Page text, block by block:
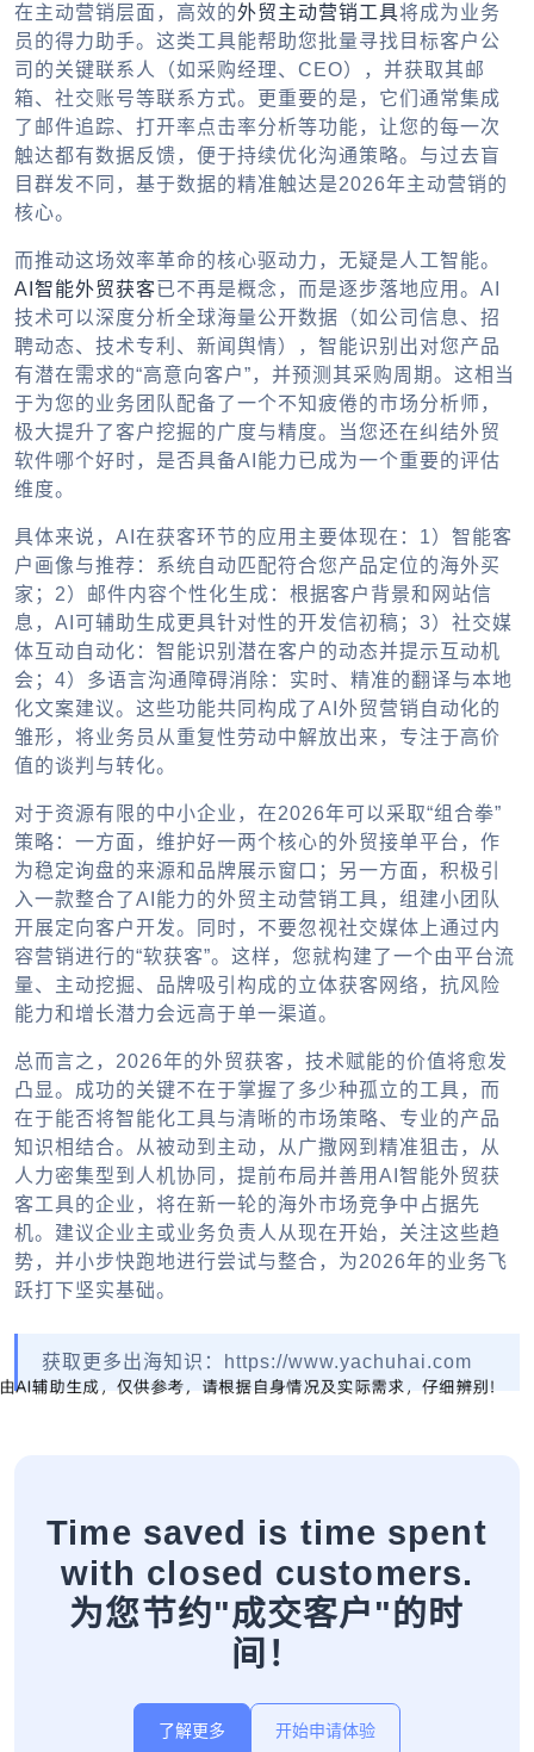
在主动营销层面，高效的外贸主动营销工具将成为业务
员的得力助手。这类工具能帮助您批量寻找目标客户公
司的关键联系人（如采购经理、CEO），并获取其邮
箱、社交账号等联系方式。更重要的是，它们通常集成
了邮件追踪、打开率点击率分析等功能，让您的每一次
触达都有数据反馈，便于持续优化沟通策略。与过去盲
目群发不同，基于数据的精准触达是2026年主动营销的
核心。
而推动这场效率革命的核心驱动力，无疑是人工智能。
AI智能外贸获客已不再是概念，而是逐步落地应用。AI
技术可以深度分析全球海量公开数据（如公司信息、招
聘动态、技术专利、新闻舆情），智能识别出对您产品
有潜在需求的“高意向客户”，并预测其采购周期。这相当
于为您的业务团队配备了一个不知疲倦的市场分析师，
极大提升了客户挖掘的广度与精度。当您还在纠结外贸
软件哪个好时，是否具备AI能力已成为一个重要的评估
维度。
具体来说，AI在获客环节的应用主要体现在：1）智能客
户画像与推荐：系统自动匹配符合您产品定位的海外买
家；2）邮件内容个性化生成：根据客户背景和网站信
息，AI可辅助生成更具针对性的开发信初稿；3）社交媒
体互动自动化：智能识别潜在客户的动态并提示互动机
会；4）多语言沟通障碍消除：实时、精准的翻译与本地
化文案建议。这些功能共同构成了AI外贸营销自动化的
雏形，将业务员从重复性劳动中解放出来，专注于高价
值的谈判与转化。
对于资源有限的中小企业，在2026年可以采取“组合拳”
策略：一方面，维护好一两个核心的外贸接单平台 ，作
为稳定询盘的来源和品牌展示窗口；另一方面，积极引
入一款整合了AI能力的外贸主动营销工具 ，组建小团队
开展定向客户开发。同时，不要忽视社交媒体上通过内
容营销进行的“软获客”。这样，您就构建了一个由平台流
量、主动挖掘、品牌吸引构成的立体获客网络，抗风险
能力和增长潜力会远高于单一渠道。
总而言之，2026年的外贸获客，技术赋能的价值将愈发
凸显。成功的关键不在于掌握了多少种孤立的工具，而
在于能否将智能化工具与清晰的市场策略、专业的产品
知识相结合。从被动到主动，从广撒网到精准狙击，从
人力密集型到人机协同，提前布局并善用 AI智能外贸获
客工具的企业，将在新一轮的海外市场竞争中占据先
机。建议企业主或业务负责人从现在开始，关注这些趋
势，并小步快跑地进行尝试与整合，为2026年的业务飞
跃打下坚实基础。
获取更多出海知识：https://www.yachuhai.com
Time saved is time spent
with closed customers.
为您节约"成交客户"的时
间！
了解更多 开始申请体验